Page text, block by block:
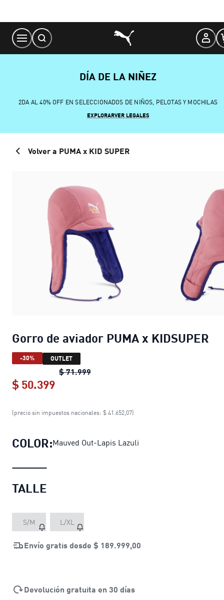
Content
DÍA DE LA NIÑEZ
2DA AL 40% OFF EN SELECCIONADOS DE NIÑOS, PELOTAS Y MOCHILAS
EXPLORARVER LEGALES
Volver a PUMA x KID SUPER
Gorro de aviador PUMA x KIDSUPER
-30% OUTLET
$ 71.999Gorro de aviador PUMA x KIDSUPER
$ 50.399
Gorro de aviador PUMA x KIDSUPER
(precio sin impuestos nacionales: $ 41.652,07)
COLOR:Mauved Out-Lapis Lazuli
TALLE
S/M L/XL
Envío gratis desde $ 189.999,00
Devolución gratuita en 30 días